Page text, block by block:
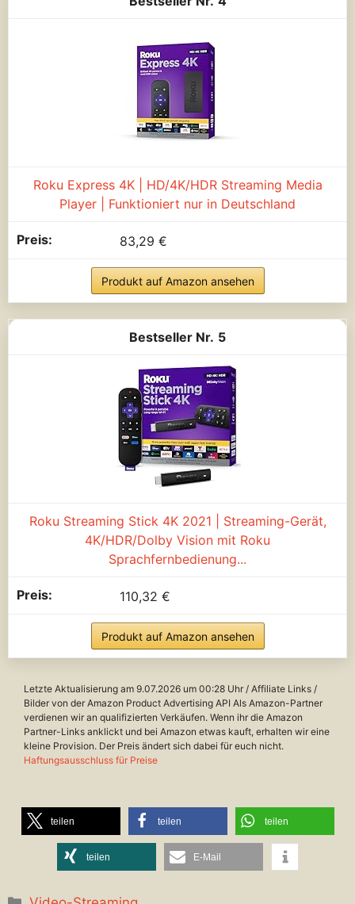
Roku Express 4K | HD/4K/HDR Streaming Media
Player | Funktioniert nur in Deutschland
83,29 €
Produkt auf Amazon ansehen
5
Roku Streaming Stick 4K 2021 | Streaming-Gerät,
4K/HDR/Dolby Vision mit Roku
Sprachfernbedienung...
110,32 €
Produkt auf Amazon ansehen
Letzte Aktualisierung am 9.07.2026 um 00:28 Uhr / Affiliate Links /
Bilder von der Amazon Product Advertising API Als Amazon-Partner
verdienen wir an qualifizierten Verkäufen. Wenn ihr die Amazon
Partner-Links anklickt und bei Amazon etwas kauft, erhalten wir eine
kleine Provision. Der Preis ändert sich dabei für euch nicht.
Haftungsausschluss für Preise
teilen teilen teilen
teilen E-Mail
Kategorien